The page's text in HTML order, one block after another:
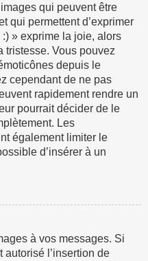
qui peuvent être
qui permettent d’exprimer
» exprime la joie, alors
tristesse. Vous pouvez
depuis le
cependant de ne pas
rapidement rendre un
pourrait décider de le
Les
également limiter le
d’insérer à un
à vos messages. Si
autorisé l’insertion de